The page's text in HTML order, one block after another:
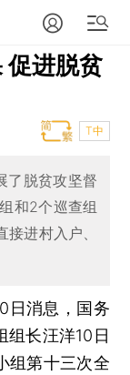
促进脱贫
T中
了脱贫攻坚督
和2个巡查组
进村入户、
日消息，国务
组长汪洋10日
组第十三次全